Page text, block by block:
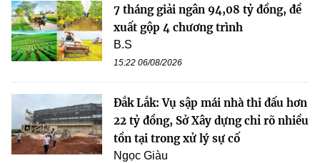
7 tháng giải ngân 94,08 tỷ đồng, đề
xuất gộp 4 chương trình
B.S
15:22 06/08/2026
Đắk Lắk: Vụ sập mái nhà thi đấu hơn
22 tỷ đồng, Sở Xây dựng chỉ rõ nhiều
tồn tại trong xử lý sự cố
Ngọc Giàu